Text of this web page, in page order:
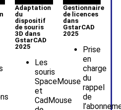
Adaptation
du
dispositif
de souris
3D dans
GstarCAD
2025
Les
souris
SpaceMouse
et
CadMouse
Gestionnaire
de licences
dans
GstarCAD
2025
Prise
en
charge
du
rappel
de